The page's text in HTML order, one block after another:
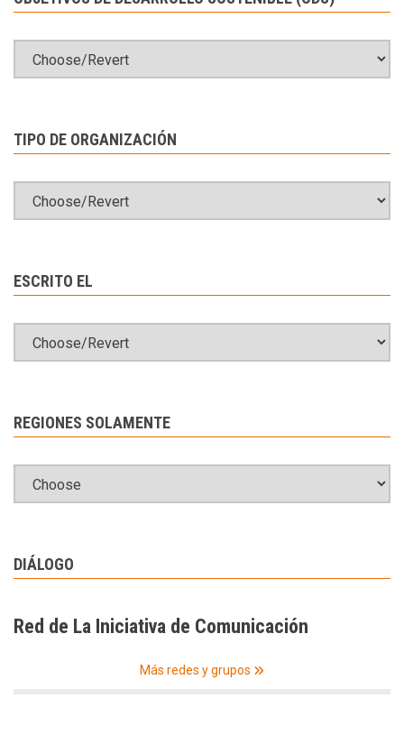
TIPO DE ORGANIZACIÓN
ESCRITO EL
REGIONES SOLAMENTE
DIÁLOGO
Red de La Iniciativa de Comunicación
Más redes y grupos